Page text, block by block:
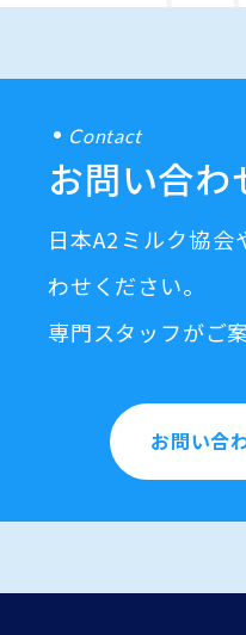
Contact
お問い合わ
日本A2ミルク協
わせください。
専門スタッフがご
お問い合